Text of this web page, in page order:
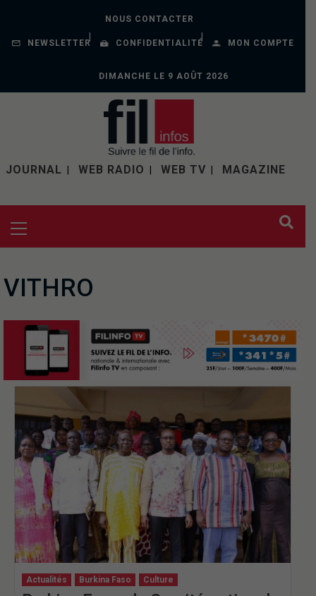
NOUS CONTACTER
NEWSLETTER CONFIDENTIALITÉ MON COMPTE
DIMANCHE LE 9 AOÛT 2026
JOURNAL WEB RADIO WEB TV MAGAZINE
VITHRO
Actualités Burkina Faso Culture